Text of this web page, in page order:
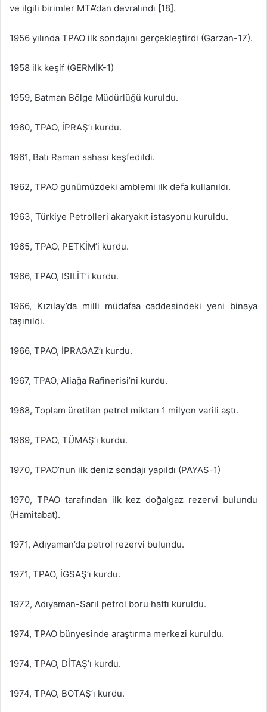
ve ilgili birimler MTA’dan devralındı [18].
1956 yılında TPAO ilk sondajını gerçekleştirdi (Garzan-17).
1958 ilk keşif (GERMİK-1)
1959, Batman Bölge Müdürlüğü kuruldu.
1960, TPAO, İPRAŞ’ı kurdu.
1961, Batı Raman sahası keşfedildi.
1962, TPAO günümüzdeki amblemi ilk defa kullanıldı.
1963, Türkiye Petrolleri akaryakıt istasyonu kuruldu.
1965, TPAO, PETKİM’i kurdu.
1966, TPAO, ISILİT’i kurdu.
1966, Kızılay’da milli müdafaa caddesindeki yeni binaya
taşınıldı.
1966, TPAO, İPRAGAZ’ı kurdu.
1967, TPAO, Aliağa Rafinerisi’ni kurdu.
1968, Toplam üretilen petrol miktarı 1 milyon varili aştı.
1969, TPAO, TÜMAŞ’ı kurdu.
1970, TPAO’nun ilk deniz sondajı yapıldı (PAYAS-1)
1970, TPAO tarafından ilk kez doğalgaz rezervi bulundu
(Hamitabat).
1971, Adıyaman’da petrol rezervi bulundu.
1971, TPAO, İGSAŞ’ı kurdu.
1972, Adıyaman-Sarıl petrol boru hattı kuruldu.
1974, TPAO bünyesinde araştırma merkezi kuruldu.
1974, TPAO, DİTAŞ’ı kurdu.
1974, TPAO, BOTAŞ’ı kurdu.